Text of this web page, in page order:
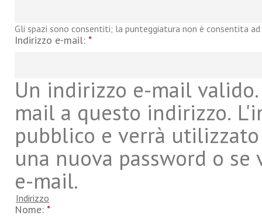
Gli spazi sono consentiti; la punteggiatura non è consentita
Indirizzo e-mail: *
Un indirizzo e-mail
mail a questo indirizzo.
pubblico e verrà
una nuova password o
e-mail.
Indirizzo
Nome: *